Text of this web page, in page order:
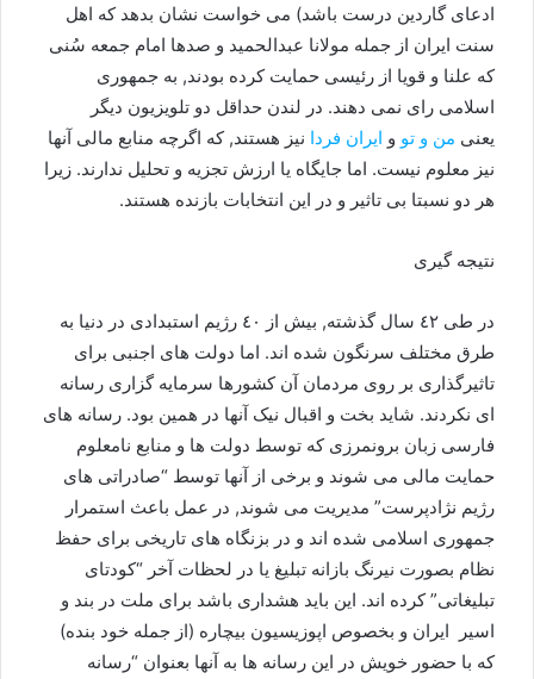
ادعای گاردین درست باشد) می خواست نشان بدهد که اهل
سنت ایران از جمله مولانا عبدالحمید و صدها امام جمعه سُنی
که علنا و قویا از رئیسی حمایت کرده بودند, به جمهوری
اسلامی رای نمی دهند. در لندن حداقل دو تلویزیون دیگر
یعنی من و تو و ایران فردا نیز هستند, که اگرچه منابع مالی آنها
نیز معلوم نیست. اما جایگاه یا ارزش تجزیه و تحلیل ندارند. زیرا
هر دو نسبتا بی تاثیر و در این انتخابات بازنده هستند.
نتیجه گیری
در طی ٤۲ سال گذشته, بیش از ٤٠ رژیم استبدادی در دنیا به
طرق مختلف سرنگون شده اند. اما دولت های اجنبی برای
تاثیرگذاری بر روی مردمان آن کشورها سرمایه گزاری رسانه
ای نکردند. شاید بخت و اقبال نیک آنها در همین بود. رسانه های
فارسی زبان برونمرزی که توسط دولت ها و منابع نامعلوم
حمایت مالی می شوند و برخی از آنها توسط “صادراتی های
رژیم نژادپرست” مدیریت می شوند, در عمل باعث استمرار
جمهوری اسلامی شده اند و در بزنگاه های تاریخی برای حفظ
نظام بصورت نیرنگ بازانه تبلیغ یا در لحظات آخر “کودتای
تبلیغاتی” کرده اند. این باید هشداری باشد برای ملت در بند و
اسیر ایران و بخصوص اپوزیسیون بیچاره (از جمله خود بنده)
که با حضور خویش در این رسانه ها به آنها بعنوان “رسانه